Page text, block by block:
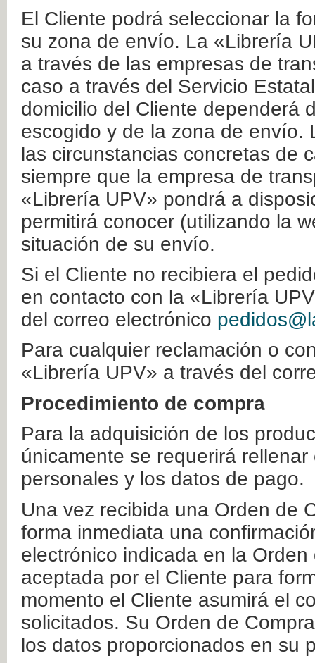
El Cliente podrá seleccionar la
su zona de envío. La «Librería
a través de las empresas de
caso a través del Servicio
domicilio del Cliente dependerá
escogido y de la zona de envío.
las circunstancias concretas de
siempre que la empresa de
«Librería UPV» pondrá a
permitirá conocer (utilizando la
situación de su envío.
Si el Cliente no recibiera el
en contacto con la «Librería
del correo electrónico
Para cualquier reclamación o
«Librería UPV» a través del
Procedimiento de compra
Para la adquisición de los
únicamente se requerirá
personales y los datos de pago.
Una vez recibida una Orden de
forma inmediata una
electrónico indicada en la
aceptada por el Cliente para
momento el Cliente asumirá el
solicitados. Su Orden de
los datos proporcionados en su